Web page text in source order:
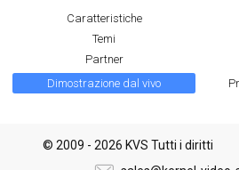
Caratteristiche
Temi
Partner
Dimostrazione dal vivo
© 2009 - 2026 KVS Tutti i diritti